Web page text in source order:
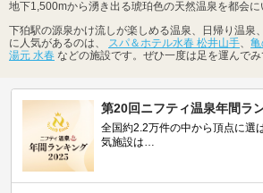
地下1,500mから湧き出る琥珀色の天然温泉を都会に
下狛駅の源泉かけ流しが楽しめる温泉、日帰り温泉
に人気があるのは、 スパ＆ホテル水春 松井山手、 亀
湯元 水春 などの施設です。ぜひ一度は足を運んでみ
第20回ニフティ温泉年間ラ
全国約2.2万件の中から頂点に選
気施設は…